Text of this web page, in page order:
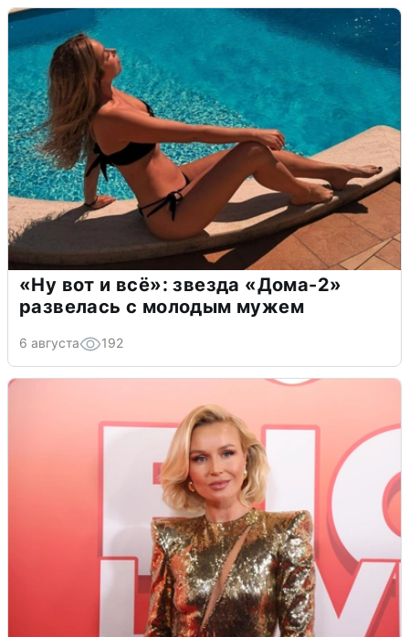
«Ну вот и всё»: звезда «Дома-2»
развелась с молодым мужем
6 августа 192